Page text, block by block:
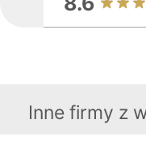
Inne firmy z